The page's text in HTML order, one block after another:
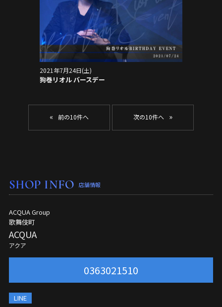
2021年7月24日(土)
狗巻リオル バースデー
« »
SHOP INFO 店舗情報
ACQUA Group
歌舞伎町
ACQUA
アクア
0363021510
LINE